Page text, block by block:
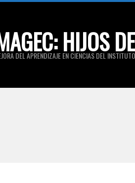
HIJOS
DEL APRENDIZAJE EN CIENCIAS DEL